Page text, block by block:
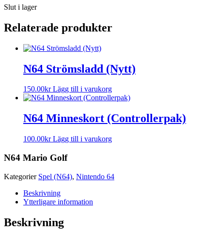
Slut i lager
Relaterade produkter
N64 Strömsladd (Nytt)
150.00kr Lägg till i varukorg
N64 Minneskort (Controllerpak)
100.00kr Lägg till i varukorg
N64 Mario Golf
Kategorier Spel (N64), Nintendo 64
Beskrivning
Ytterligare information
Beskrivning